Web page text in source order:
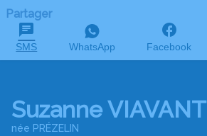
Partager
SMS WhatsApp Facebook
Suzanne VIAVANT
née PRÉZELIN